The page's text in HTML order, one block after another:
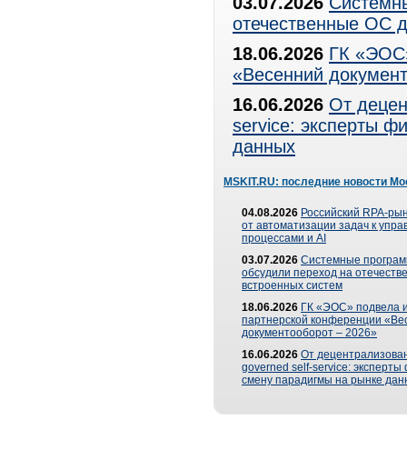
отечественные ОС
18.06.2026 ГК
«Весенний
16.06.2026 От
service: эксперты
данных
MSKIT.RU: последние новости
04.08.2026 Российский RPA-
от автоматизации задач к
процессами и AI
03.07.2026 Системные
обсудили переход на
встроенных систем
18.06.2026 ГК «ЭОС» подвела
партнерской конференции
документооборот – 2026»
16.06.2026 От
governed self-service: эксперты
смену парадигмы на рынке